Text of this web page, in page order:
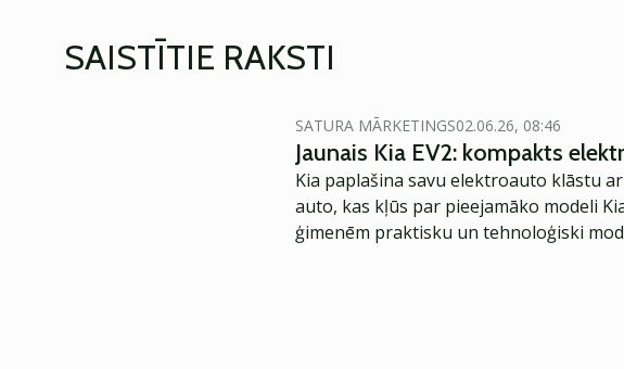
SAISTĪTIE RAKSTI
SATURA MĀRKETINGS02.06.26, 08:46
Jaunais Kia EV2: kompakts
Kia paplašina savu elektroauto klāstu
auto, kas kļūs par pieejamāko modeli
ģimenēm praktisku un tehnoloģiski